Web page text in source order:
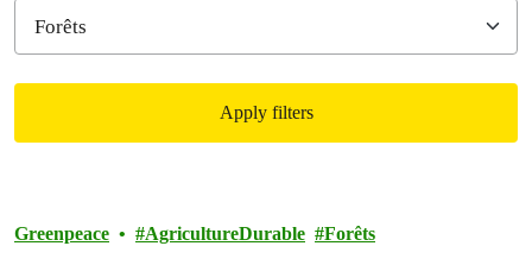
Apply filters
Greenpeace AgricultureDurable Forêts